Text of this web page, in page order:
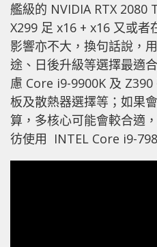
艦級的 NVIDIA RTX 2080
X299 足 x16 + x16 又或者
影響亦不大，換句話說，
途、日後升級等選擇最適
慮 Core i9-9900K 及
板及散熱器選擇等；如果
算，多核心可能會較合適
彷使用 INTEL Core i9-